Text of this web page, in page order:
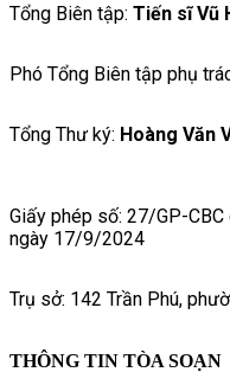
Tổng Biên tập: Tiến sĩ Vũ
Phó Tổng Biên tập phụ
Tổng Thư ký: Hoàng Văn
Giấy phép số: 27/GP-
ngày 17/9/2024
Trụ sở: 142 Trần Phú,
THÔNG TIN TÒA SOẠN